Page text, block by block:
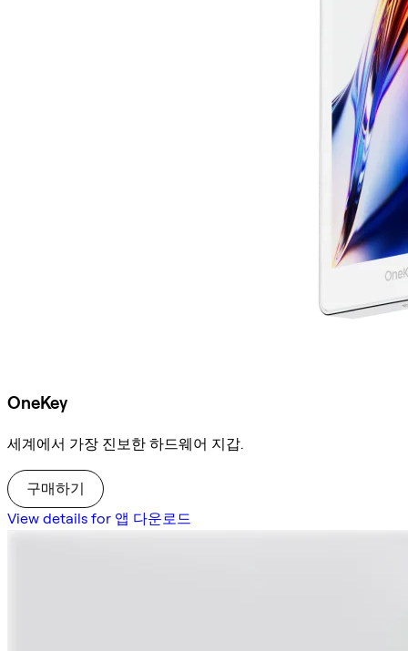
OneKey
세계에서 가장 진보한 하드웨어 지갑.
구매하기
View details for 앱 다운로드